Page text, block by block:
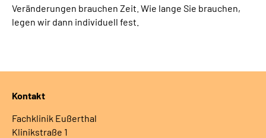
Gebärdensprache
Veränderungen brauchen Zeit. Wie lange Sie brauchen,
legen wir dann individuell fest.
Kontakt
Fachklinik Eußerthal
Klinikstraße 1